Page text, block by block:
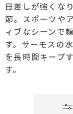
日差しが強くな
節。スポーツや
ィブなシーンで
す。サーモスの
を長時間キープ
す。